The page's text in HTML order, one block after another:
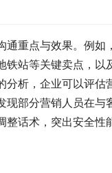
重点与效果。例如，
铁站等关键卖点，以
分析，企业可以评估
现部分营销人员在与
整话术，突出安全性